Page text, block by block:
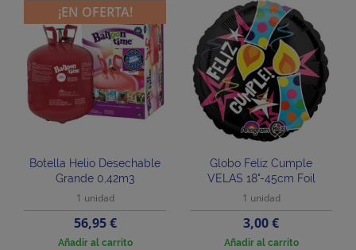
Botella Helio Desechable
Grande 0,42m3
1 unidad
Precio
56,95 €
Añadir al carrito
¡EN OFERTA!
Globo Feliz Cumple
VELAS 18"-45cm Foil
1 unidad
Precio
3,00 €
Añadir al carrito